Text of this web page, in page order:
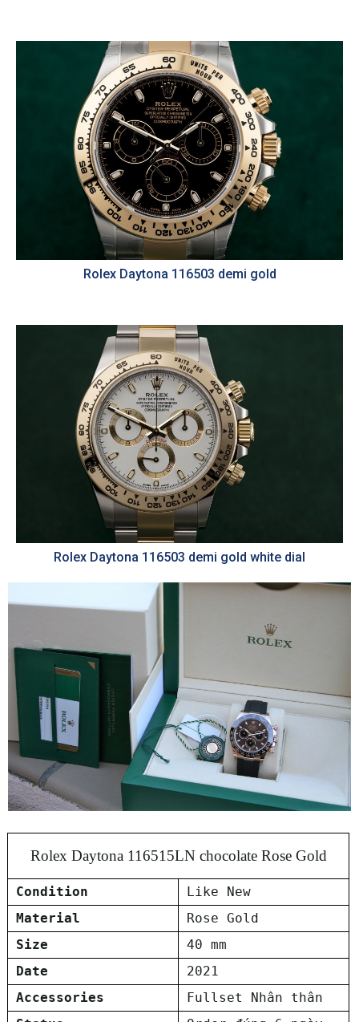
Rolex Daytona 116503 demi gold
Rolex Daytona 116503 demi gold white dial
Rolex Daytona 116515LN chocolate Rose Gold
Condition
Like New
Material
Rose Gold
Size
40 mm
Date
2021
Accessories
Fullset Nhân thân